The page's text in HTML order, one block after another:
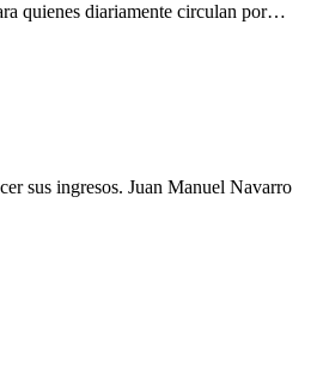
quienes diariamente circulan por…
sus ingresos. Juan Manuel Navarro